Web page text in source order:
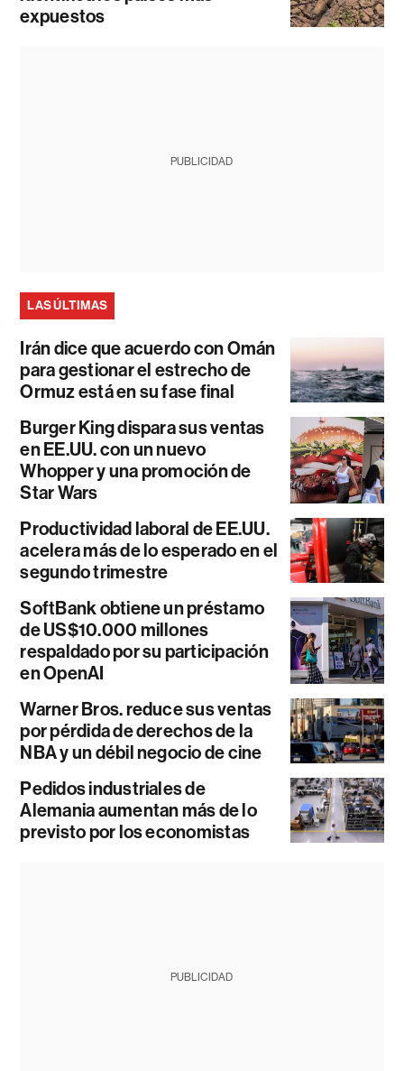
expuestos
PUBLICIDAD
LAS ÚLTIMAS
Irán dice que acuerdo con Omán
para gestionar el estrecho de
Ormuz está en su fase final
Burger King dispara sus ventas
en EE.UU. con un nuevo
Whopper y una promoción de
Star Wars
Productividad laboral de EE.UU.
acelera más de lo esperado en el
segundo trimestre
SoftBank obtiene un préstamo
de US$10.000 millones
respaldado por su participación
en OpenAI
Warner Bros. reduce sus ventas
por pérdida de derechos de la
NBA y un débil negocio de cine
Pedidos industriales de
Alemania aumentan más de lo
previsto por los economistas
PUBLICIDAD